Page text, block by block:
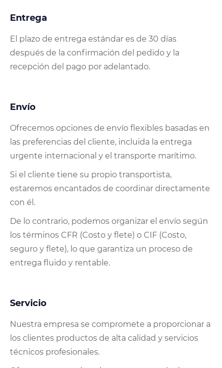
Entrega
El plazo de entrega estándar es de 30 días
después de la confirmación del pedido y la
recepción del pago por adelantado.
Envío
Ofrecemos opciones de envío flexibles basadas en
las preferencias del cliente, incluida la entrega
urgente internacional y el transporte marítimo.
Si el cliente tiene su propio transportista,
estaremos encantados de coordinar directamente
con él.
De lo contrario, podemos organizar el envío según
los términos CFR (Costo y flete) o CIF (Costo,
seguro y flete), lo que garantiza un proceso de
entrega fluido y rentable.
Servicio
Nuestra empresa se compromete a proporcionar a
los clientes productos de alta calidad y servicios
técnicos profesionales.